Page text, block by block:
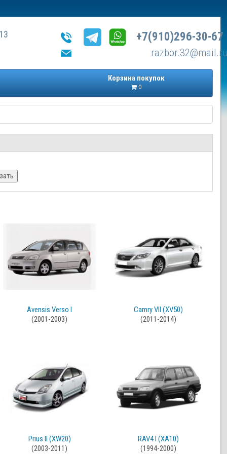
+7(910)296-30-67
Корзина покупок
0
Avensis Verso I
(2001-2003)
Camry VII (XV50)
(2011-2014)
Prius II (XW20)
(2003-2011)
RAV4 I (XA10)
(1994-2000)